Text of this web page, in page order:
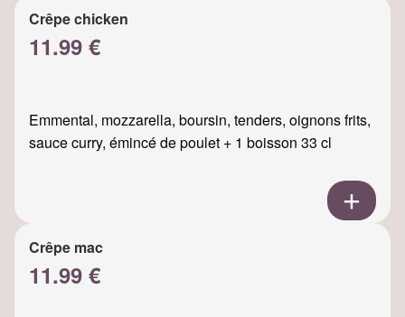
Crêpe chicken
11.99 €
Emmental, mozzarella, boursin, tenders, oignons frits,
sauce curry, émincé de poulet + 1 boisson 33 cl
Crêpe mac
11.99 €